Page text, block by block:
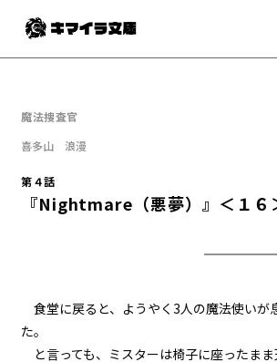
目次
『Serial killer（連
魔法捜査官
喜多山 浪漫
第４話
『Nightmare（悪夢）』＜１６
食堂に戻ると、ようやく3人の魔法使いが
た。
と言っても、ミスターは椅子に座ったま